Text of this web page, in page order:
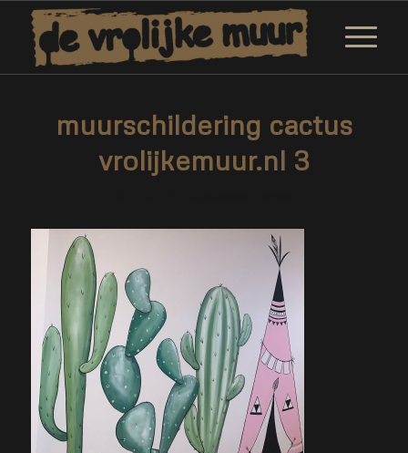
muurschildering cactus
vrolijkemuur.nl 3